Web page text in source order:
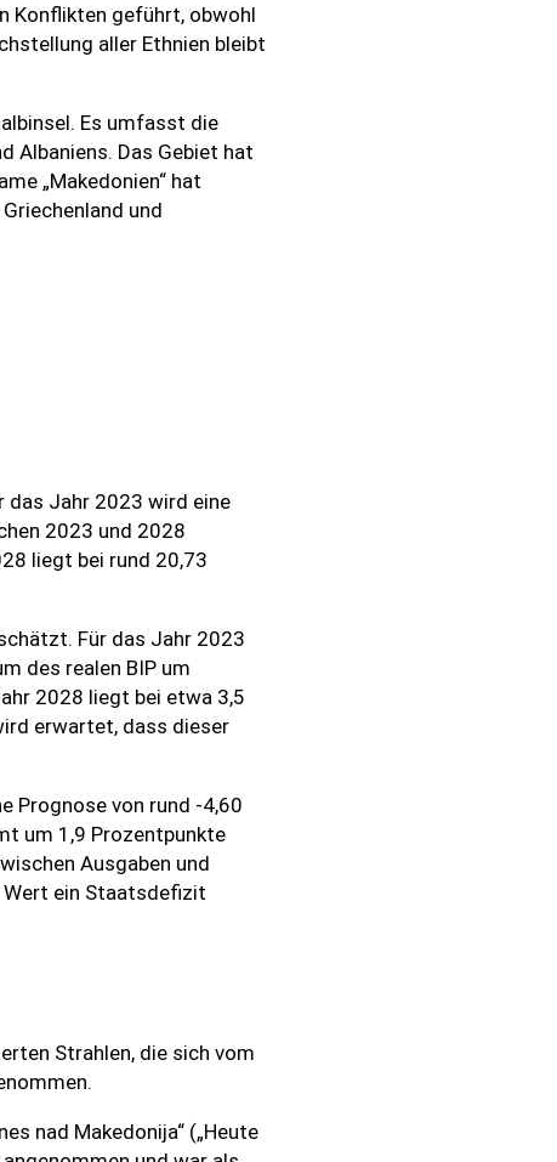
Konflikten geführt, obwohl
aller Ethnien bleibt
Es umfasst die
Albaniens. Das Gebiet hat
„Makedonien“ hat
und
das Jahr 2023 wird eine
2023 und 2028
liegt bei rund 20,73
Für das Jahr 2023
des realen BIP um
2028 liegt bei etwa 3,5
erwartet, dass dieser
Prognose von rund -4,60
um 1,9 Prozentpunkte
Ausgaben und
Wert ein Staatsdefizit
Strahlen, die sich vom
nad Makedonija“ („Heute